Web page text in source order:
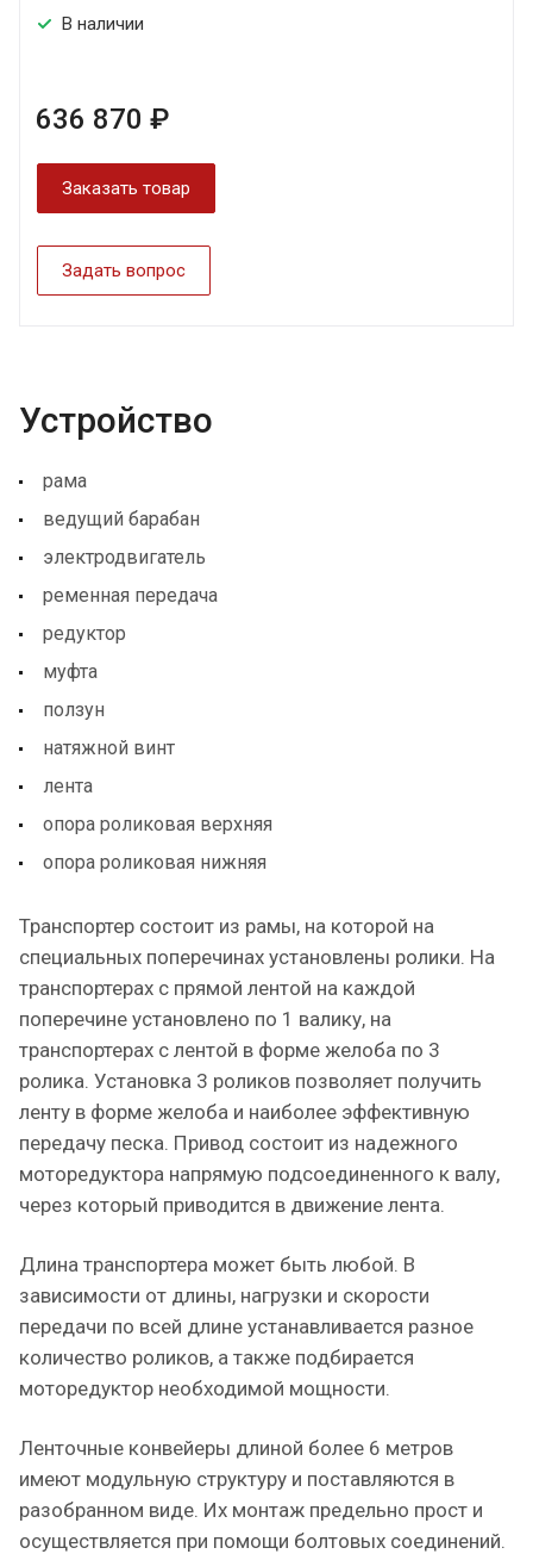
В наличии
636 870 ₽
Заказать товар
Задать вопрос
Устройство
рама
ведущий барабан
электродвигатель
ременная передача
редуктор
муфта
ползун
натяжной винт
лента
опора роликовая верхняя
опора роликовая нижняя
Транспортер состоит из рамы, на которой на
специальных поперечинах установлены ролики. На
транспортерах с прямой лентой на каждой
поперечине установлено по 1 валику, на
транспортерах с лентой в форме желоба по 3
ролика. Установка 3 роликов позволяет получить
ленту в форме желоба и наиболее эффективную
передачу песка. Привод состоит из надежного
моторедуктора напрямую подсоединенного к валу,
через который приводится в движение лента.
Длина транспортера может быть любой. В
зависимости от длины, нагрузки и скорости
передачи по всей длине устанавливается разное
количество роликов, а также подбирается
моторедуктор необходимой мощности.
Ленточные конвейеры длиной более 6 метров
имеют модульную структуру и поставляются в
разобранном виде. Их монтаж предельно прост и
осуществляется при помощи болтовых соединений.